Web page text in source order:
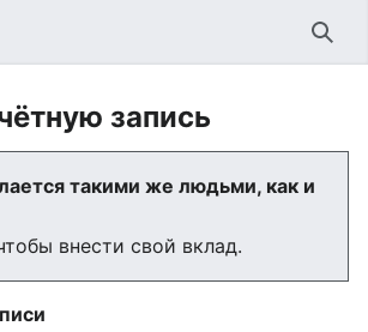
запись
такими же людьми, как и
внести свой вклад.